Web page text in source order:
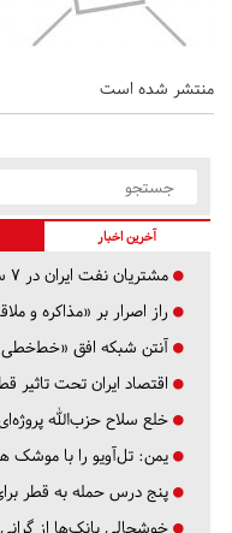
منتشر شده است
آخرین اخبار
مشتریان نفت ایران در ۷ سال گذشته +فیلم
راز اصرار بر «مذاکره و
آنتن شبکه افق
اقتصاد ایران تحت تاثیر
خلع سلاح حزب‌الله
یمن: تل‌آویو را با موشک
پنج درس‌ حمله به قطر
خوشحالی بانک‌ها از گرانی